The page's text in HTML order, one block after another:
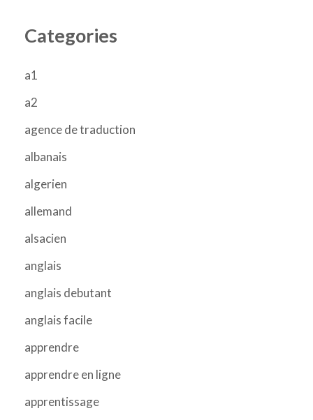
Categories
a1
a2
agence de traduction
albanais
algerien
allemand
alsacien
anglais
anglais debutant
anglais facile
apprendre
apprendre en ligne
apprentissage